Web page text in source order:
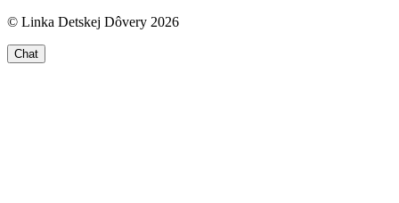
© Linka Detskej Dôvery 2026